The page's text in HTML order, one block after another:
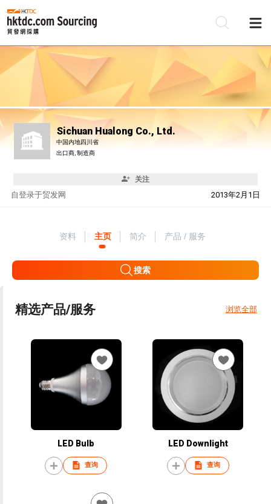
Sichuan Hualong Co., Ltd.
中国内地四川省
出口商, 制造商
关注
自 2013年2月1日
登录于贸发网
资料 主页 简介 产品 / 服务
搜索
精选产品/服务 浏览全部
LED Bulb
查询
LED Downlight
查询